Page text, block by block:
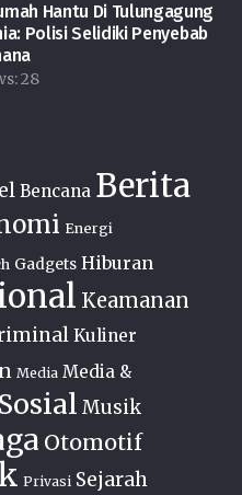
Hantu Di Tulungagung
Polisi Selidiki Penyebab
28
Bencana Berita
Energi
Gadgets Hiburan
Keamanan
Kuliner
Media Media &
Musik
Otomotif
Privasi Sejarah